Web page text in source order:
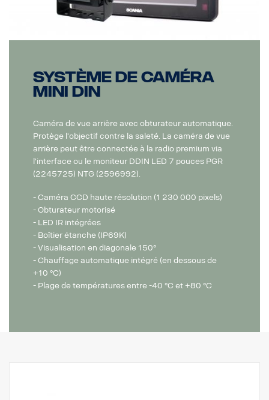
Système de caméra
MINI DIN
Caméra de vue arrière avec obturateur automatique.
Protège l'objectif contre la saleté. La caméra de vue
arrière peut être connectée à la radio premium via
l'interface ou le moniteur DDIN LED 7 pouces PGR
(2245725) NTG (2596992).
- Caméra CCD haute résolution (1 230 000 pixels)
- Obturateur motorisé
- LED IR intégrées
- Boîtier étanche (IP69K)
- Visualisation en diagonale 150°
- Chauffage automatique intégré (en dessous de
+10 °C)
- Plage de températures entre -40 °C et +80 °C